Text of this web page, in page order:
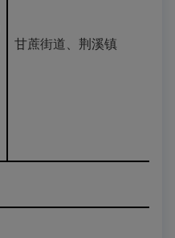
甘蔗街道、荆溪镇